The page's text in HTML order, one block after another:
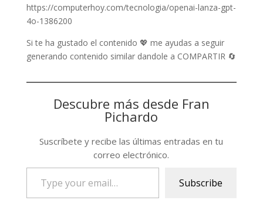
https://computerhoy.com/tecnologia/openai-lanza-gpt-
4o-1386200
Si te ha gustado el contenido 💖 me ayudas a seguir
generando contenido similar dandole a COMPARTIR 🔄
Descubre más desde Fran
Pichardo
Suscríbete y recibe las últimas entradas en tu
correo electrónico.
email…
Subscribe